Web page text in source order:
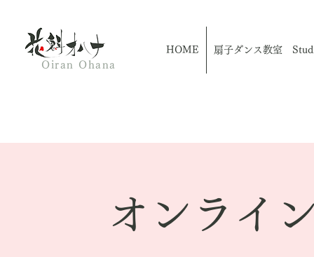
Oiran Ohana
HOME 扇子ダンス教室
オンライ